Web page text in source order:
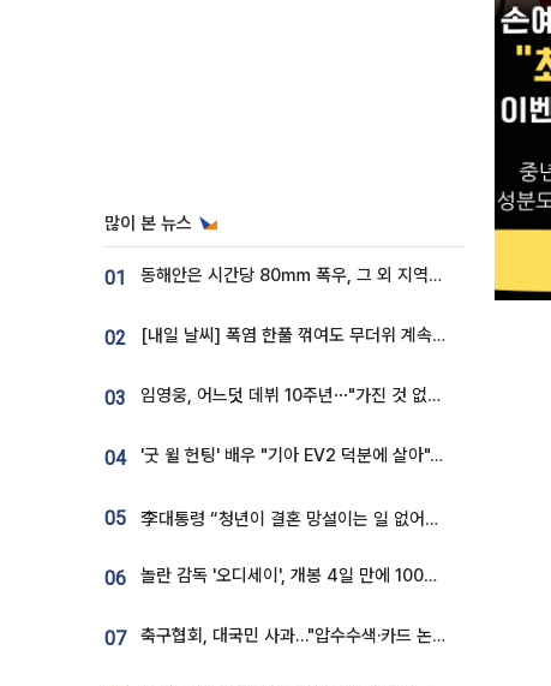
많이 본 뉴스
01 동해안은 시간당 80㎜ 폭우, 그 외 지역은 폭염…‘극과 극 날씨’
02 [내일 날씨] 폭염 한풀 꺾여도 무더위 계속⋯동해안 이틀 연속 비
03 임영웅, 어느덧 데뷔 10주년⋯"가진 것 없던 시절, 내 앞엔 20명의 팬뿐"
04 '굿 윌 헌팅' 배우 "기아 EV2 덕분에 살아"…교통사고 후 안전성 극찬
05 李대통령 “청년이 결혼 망설이는 일 없어야...제도상 불이익 조사”
06 놀란 감독 '오디세이', 개봉 4일 만에 100만 돌파⋯'왕사남' 보다 빠르다
07 축구협회, 대국민 사과…"압수수색·카드 논란 사죄, 강도 높은 쇄신"